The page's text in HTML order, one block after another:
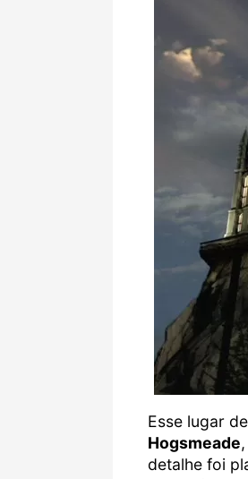
Esse lugar
Hogsmeade
detalhe foi